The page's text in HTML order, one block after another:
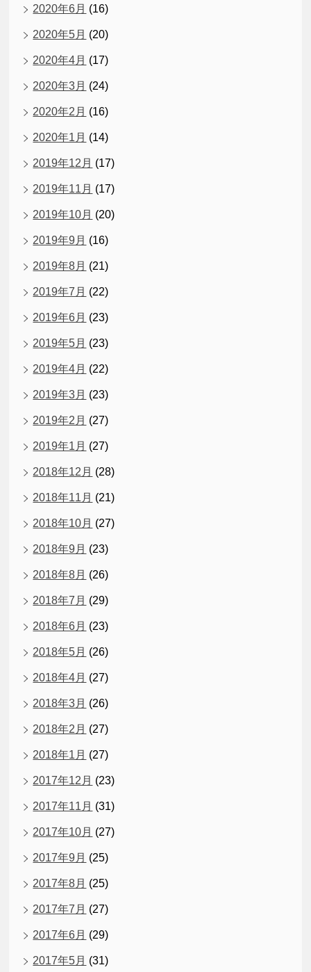
2020年6月 (16)
2020年5月 (20)
2020年4月 (17)
2020年3月 (24)
2020年2月 (16)
2020年1月 (14)
2019年12月 (17)
2019年11月 (17)
2019年10月 (20)
2019年9月 (16)
2019年8月 (21)
2019年7月 (22)
2019年6月 (23)
2019年5月 (23)
2019年4月 (22)
2019年3月 (23)
2019年2月 (27)
2019年1月 (27)
2018年12月 (28)
2018年11月 (21)
2018年10月 (27)
2018年9月 (23)
2018年8月 (26)
2018年7月 (29)
2018年6月 (23)
2018年5月 (26)
2018年4月 (27)
2018年3月 (26)
2018年2月 (27)
2018年1月 (27)
2017年12月 (23)
2017年11月 (31)
2017年10月 (27)
2017年9月 (25)
2017年8月 (25)
2017年7月 (27)
2017年6月 (29)
2017年5月 (31)